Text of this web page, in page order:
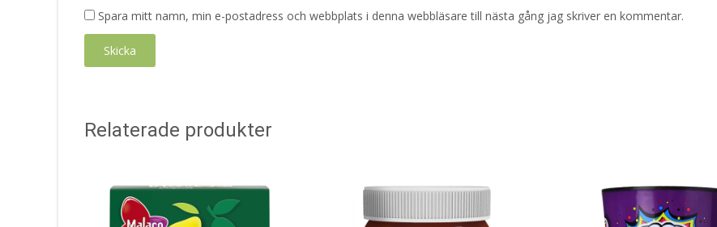
Spara mitt namn, min e-postadress och webbplats i denna webbläsare till nästa gång jag skriver en kommentar.
Relaterade produkter